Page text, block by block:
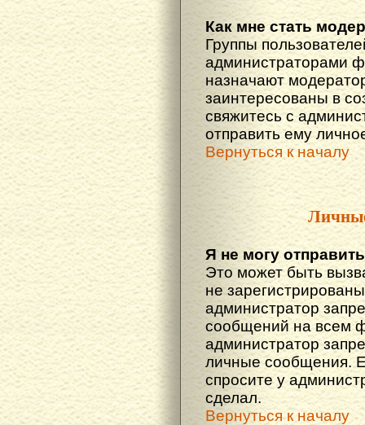
Как мне стать
Группы
администраторами
назначают
заинтересованы в
свяжитесь с
отправить ему
Вернуться к началу
Я не могу
Это может быть
не
администратор
сообщений на всем
администратор
личные сообщения.
спросите у
сделал.
Вернуться к началу